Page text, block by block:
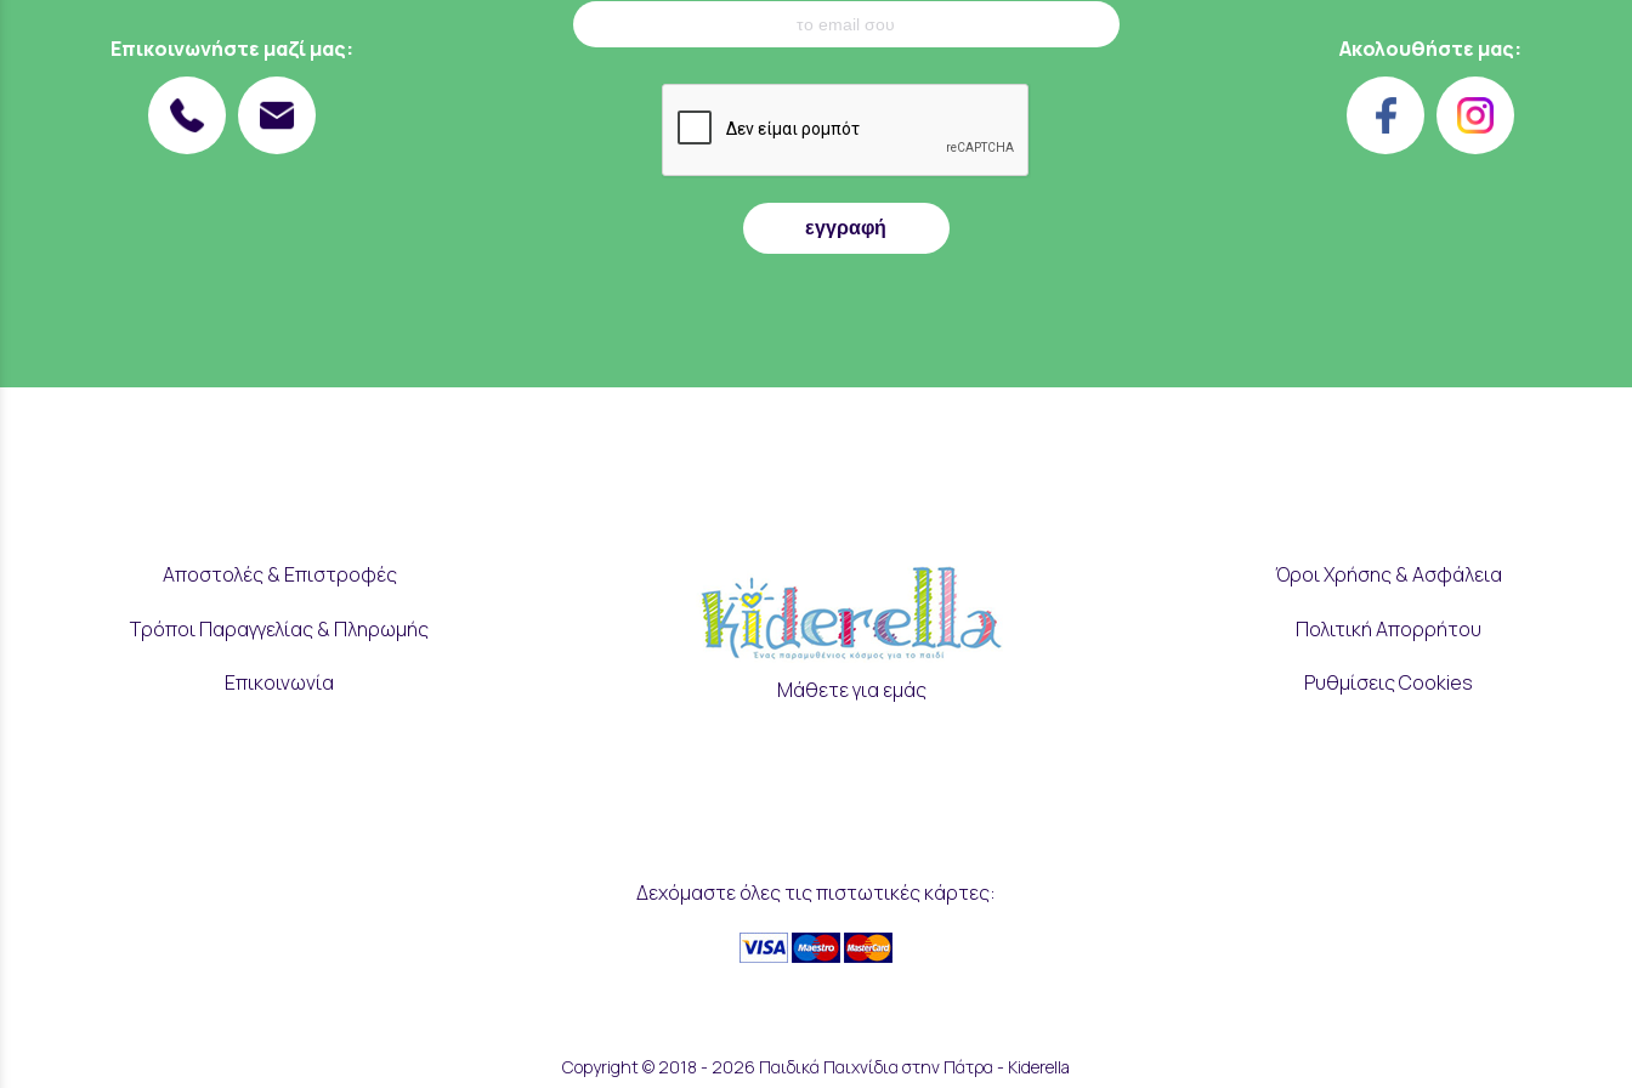
Επικοινωνήστε μαζί μας:
εγγραφή
Ακολουθήστε μας:
Αποστολές & Επιστροφές
Τρόποι Παραγγελίας & Πληρωμής
Επικοινωνία Μάθετε για εμάς
Όροι Χρήσης & Ασφάλεια
Πολιτική Απορρήτου
Ρυθμίσεις Cookies
Δεχόμαστε όλες τις πιστωτικές κάρτες:
Copyright © 2018 - 2026 Παιδικά Παιχνίδια στην Πάτρα - Kiderella